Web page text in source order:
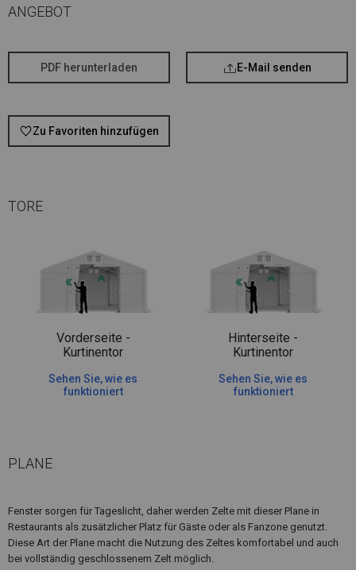
ANGEBOT
PDF herunterladen E-Mail senden
Zu Favoriten hinzufügen
TORE
Vorderseite -
Kurtinentor
Sehen Sie, wie es
funktioniert
Hinterseite -
Kurtinentor
Sehen Sie, wie es
funktioniert
PLANE
Fenster sorgen für Tageslicht, daher werden Zelte mit dieser Plane in
Restaurants als zusätzlicher Platz für Gäste oder als Fanzone genutzt.
Diese Art der Plane macht die Nutzung des Zeltes komfortabel und auch
bei vollständig geschlossenem Zelt möglich.